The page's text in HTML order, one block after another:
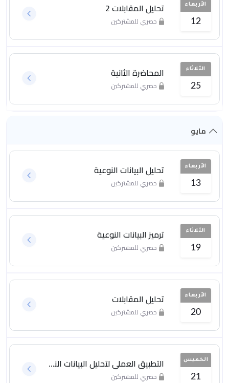
الأربعاء
12
تحليل المقابلات 2
حصري للمشتركين
الثلاثاء
25
المحاضرة الثانية
حصري للمشتركين
مايو
الأربعاء
13
تحليل البيانات النوعية
حصري للمشتركين
الثلاثاء
19
ترميز البيانات النوعية
حصري للمشتركين
الأربعاء
20
تحليل المقابلات
حصري للمشتركين
الخميس
21
التطبيق العملي لتحليل البيانات النوعية
حصري للمشتركين